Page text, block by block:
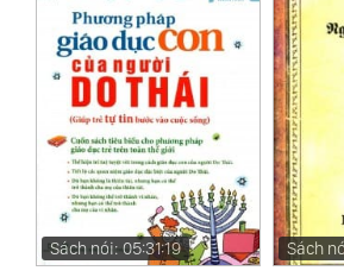
Sách nói: 05:31:19 Sách